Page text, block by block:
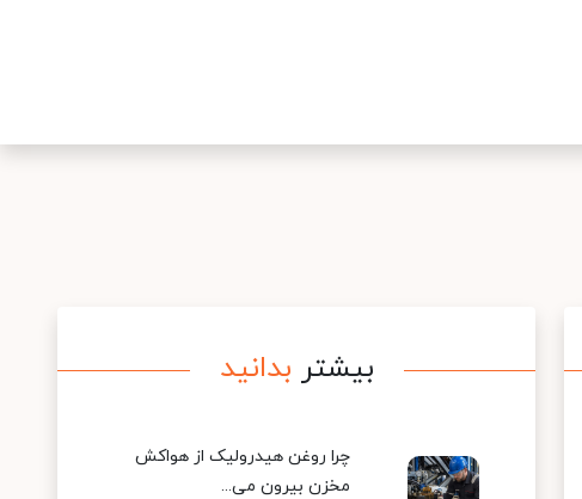
بیشتر بدانید
چرا روغن هیدرولیک از هواکش
مخزن بیرون می...